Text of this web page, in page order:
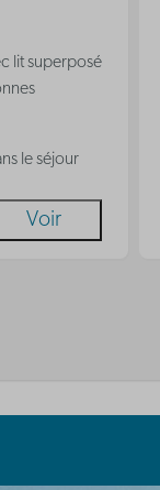
lit superposé
le séjour
Voir